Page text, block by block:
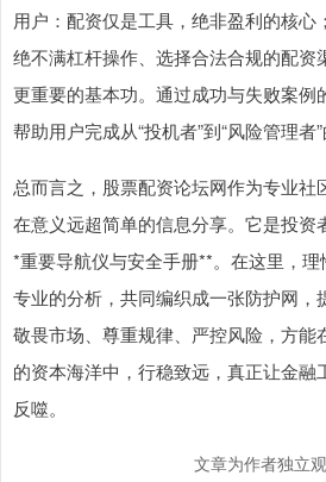
用户：配资仅是工具，绝非盈利的核心
绝不满杠杆操作、选择合法合规的配资
更重要的基本功。通过成功与失败案例
帮助用户完成从“投机者”到“风险管理者
总而言之，股票配资论坛网作为专业社
在意义远超简单的信息分享。它是投资
*重要导航仪与安全手册**。在这里，
专业的分析，共同编织成一张防护网，
敬畏市场、尊重规律、严控风险，方能
的资本海洋中，行稳致远，真正让金融
反噬。
文章为作者独立